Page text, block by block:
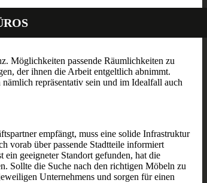
Möglichkeiten passende Räumlichkeiten zu
der ihnen die Arbeit entgeltlich abnimmt.
repräsentativ sein und im Idealfall auch
empfängt, muss eine solide Infrastruktur
vorab über passende Stadtteile informiert
geeigneter Standort gefunden, hat die
Sollte die Suche nach den richtigen Möbeln zu
Unternehmens und sorgen für einen